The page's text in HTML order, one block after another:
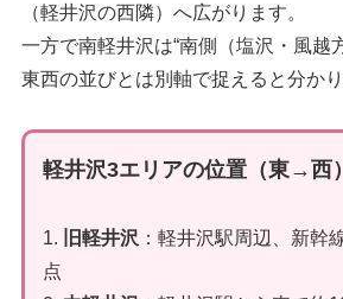
（軽井沢の西隣）へ広がります。
一方で南軽井沢は“南側（塩沢・風越
東西の並びとは別軸で捉えると分かり
軽井沢3エリアの位置（東→西）
1. 旧軽井沢 ：軽井沢駅周辺、新幹
点